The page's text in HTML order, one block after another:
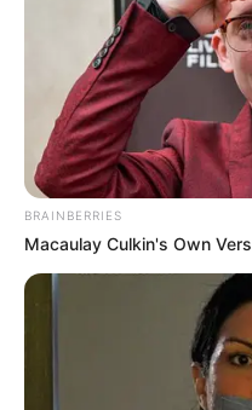
BRAINBERRIES
Macaulay Culkin's Own